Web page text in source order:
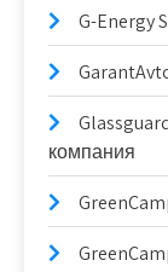
G-Energy
компания